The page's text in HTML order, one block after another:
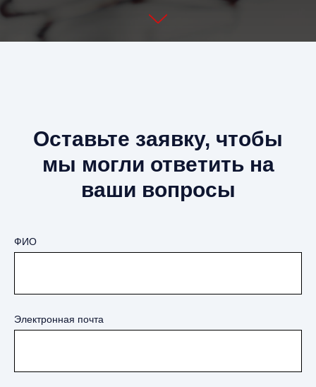
Оставьте заявку, чтобы
мы могли ответить на
ваши вопросы
ФИО
Электронная почта